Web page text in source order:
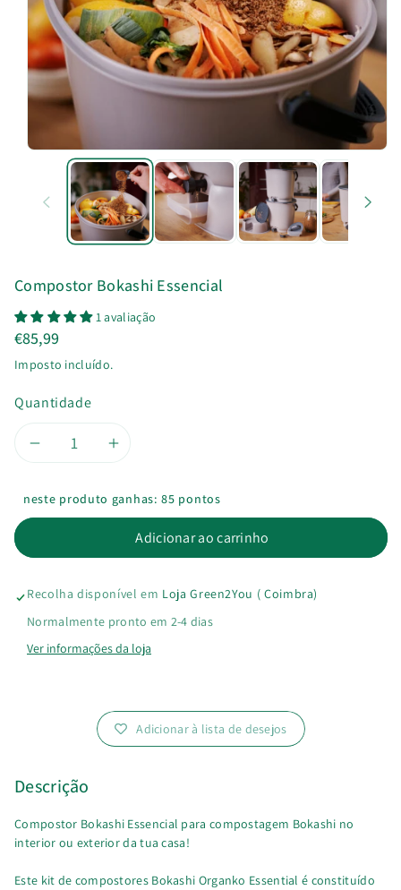
u
t
o
Compostor Bokashi Essencial
1 avaliação
€85,99
Imposto incluído.
Quantidade
Diminuir
a
quantidade
Compostor
Bokashi
Aumentar
a
quantidade
Compostor
Bokashi
neste produto ganhas: 85 pontos
Adicionar ao carrinho
Recolha disponível em Loja Green2You ( Coimbra)
Normalmente pronto em 2-4 dias
Ver informações da loja
Adicionar à lista de desejos
Descrição
Compostor Bokashi Essencial para compostagem Bokashi no
interior ou exterior da tua casa!
Este kit de compostores Bokashi Organko Essential é constituído